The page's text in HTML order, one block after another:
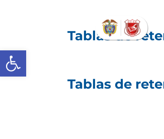
Abrir barra de herramientas
Tablas de
Tablas de